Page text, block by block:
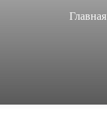
Главная